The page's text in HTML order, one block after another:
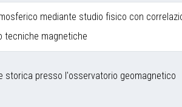
mediante studio fisico con
tecniche magnetiche
storica presso l'osservatorio geomagnetico